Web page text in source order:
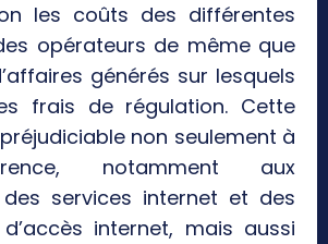
les coûts des différentes
opérateurs de même que
générés sur lesquels
frais de régulation. Cette
non seulement à
notamment aux
des services internet et des
internet, mais aussi